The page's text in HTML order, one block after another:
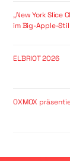
„New York Slice
im Big-Apple-Stil
ELBRIOT 2026
OXMOX